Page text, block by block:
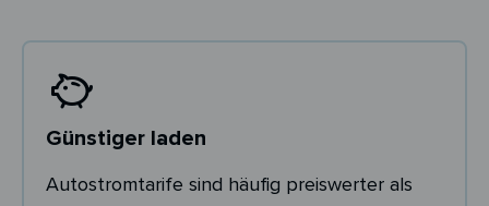
Günstiger laden
Autostromtarife sind häufig preiswerter als